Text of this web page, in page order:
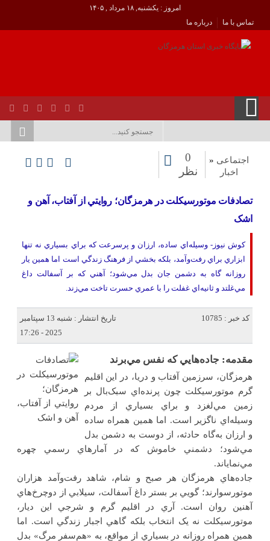
امروز : یکشنبه, ۱۸ مرداد , ۱۴۰۵
تماس با ما
درباره ما
اجتماعی «
اخبار
0
نظر
تصادفات موتورسيکلت در هرمزگان؛ روايتي از آفتاب، آهن و
اشک
کوش نیوز- وسيله‌اي ساده، ارزان و پرسرعت که براي بسياري نه تنها
ابزاري براي رفت‌وآمد، بلکه بخشي از فرهنگ زندگي است اما همين يار
روزانه گاه به دشمن جان بدل مي‌شود؛ آهني که بر آسفالت داغ
مي‌غلتد و ثانيه‌اي غفلت را با عمري حسرت تاخت مي‌زند.
کد خبر : 10785
تاریخ انتشار : شنبه 13 سپتامبر
2025 - 17:26
مقدمه: جاده‌هايي که نفس مي‌برند
هرمزگان، سرزمين آفتاب و دريا، در اين اقليم
گرم موتورسيکلت چون پرنده‌اي سبک‌بال بر
زمين مي‌لغزد و براي بسياري از مردم
وسيله‌اي ناگزير است. اما همين همراه ساده
و ارزان به‌گاه حادثه، از دوست به دشمن بدل
مي‌شود؛ دشمني خاموش که در آمارهاي رسمي چهره
مي‌نماياند.
جاده‌هاي هرمزگان هر صبح و شام، شاهد رفت‌وآمد هزاران
موتورسوارند؛ گويي بر بستر داغ آسفالت، سيلابي از دوچرخ‌هاي
آهنين روان است. آري در اقليم گرم و شرجي اين ديار،
موتورسيکلت نه يک انتخاب بلکه گاهي اجبار زندگي است. اما
همين همراه روزانه در بسياري از مواقع، به «هم‌سفر مرگ» بدل